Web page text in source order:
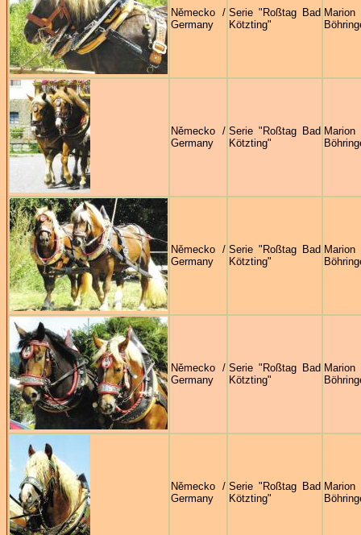
Německo /
Germany
Serie "Roßtag Bad
Kötzting"
Marion
Německo /
Germany
Serie "Roßtag Bad
Kötzting"
Marion
Německo /
Germany
Serie "Roßtag Bad
Kötzting"
Marion
Německo /
Germany
Serie "Roßtag Bad
Kötzting"
Marion
Německo /
Germany
Serie "Roßtag Bad
Kötzting"
Marion